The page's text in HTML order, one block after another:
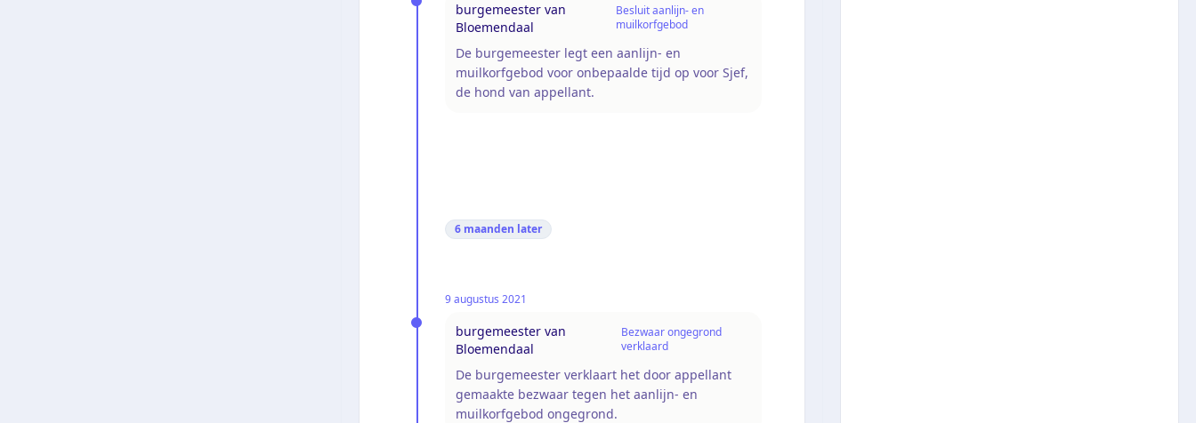
burgemeester van
Bloemendaal
Besluit aanlijn- en
muilkorfgebod
De burgemeester legt een aanlijn- en
muilkorfgebod voor onbepaalde tijd op voor Sjef,
de hond van appellant.
6 maanden later
9 augustus 2021
burgemeester van
Bloemendaal
Bezwaar ongegrond
verklaard
De burgemeester verklaart het door appellant
gemaakte bezwaar tegen het aanlijn- en
muilkorfgebod ongegrond.